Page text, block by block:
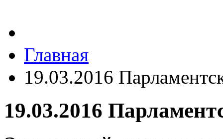
Главная
19.03.2016
19.03.2016